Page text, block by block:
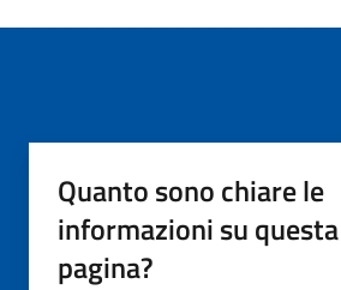
Quanto sono chiare le
informazioni su questa
pagina?